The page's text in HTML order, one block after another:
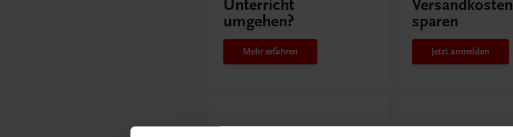
Unterricht
umgehen?
Mehr erfahren
Versandkosten
sparen
Jetzt anmelden